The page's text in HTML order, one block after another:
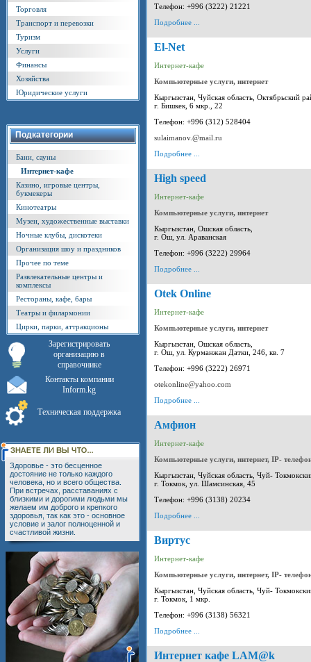
Торговля
Транспорт и перевозки
Туризм
Услуги
Финансы
Хозяйства
Юридические услуги
Подкатегории
Бани, сауны
Интернет-кафе
Казино, игровые центры,
букмекеры
Кинотеатры
Музеи, художественные выставки
Ночные клубы, дискотеки
Организация шоу и праздников
Прочее по теме
Развлекательные центры и
комплексы
Рестораны, кафе, бары
Театры и филармонии
Цирки, парки, аттракционы
Зарегистрировать
организацию в
справочнике
Контакты компании
Inform.kg
Техническая поддержка
Здоровье - это бесценное
достояние не только каждого
человека, но и всего общества.
При встречах, расставаниях с
близкими и дорогими людьми мы
желаем им доброго и крепкого
здоровья, так как это - основное
условие и залог полноценной и
счастливой жизни.
Телефон: +996 (3222) 21221
Подробнее ...
El-Net
Интернет-кафе
Компьютерные услуги, интернет
Кыргызстан, Чуйская область, Октябрьский
г. Бишкек, 6 мкр., 22
Телефон: +996 (312) 528404
sulaimanov.@mail.ru
Подробнее ...
High speed
Интернет-кафе
Компьютерные услуги, интернет
Кыргызстан, Ошская область,
г. Ош, ул. Араванская
Телефон: +996 (3222) 29964
Подробнее ...
Otek Online
Интернет-кафе
Компьютерные услуги, интернет
Кыргызстан, Ошская область,
г. Ош, ул. Курманжан Датки, 246, кв. 7
Телефон: +996 (3222) 26971
otekonline@yahoo.com
Подробнее ...
Амфион
Интернет-кафе
Компьютерные услуги, интернет, IP-
Кыргызстан, Чуйская область, Чуй-
г. Токмок, ул. Шамсинская, 45
Телефон: +996 (3138) 20234
Подробнее ...
Виртус
Интернет-кафе
Компьютерные услуги, интернет, IP-
Кыргызстан, Чуйская область, Чуй-
г. Токмок, 1 мкр.
Телефон: +996 (3138) 56321
Подробнее ...
Интернет кафе LAM@k